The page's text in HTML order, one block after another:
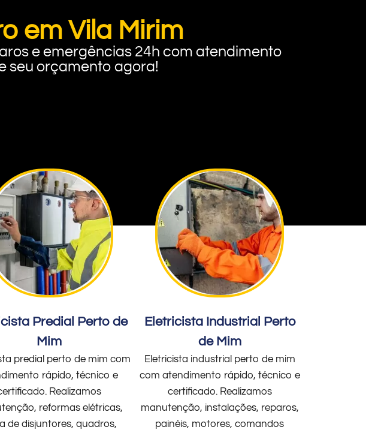
em Vila Mirim
e emergências 24h com atendimento
seu orçamento agora!
Predial Perto de
Mim
predial perto de mim com
rápido, técnico e
Realizamos
reformas elétricas,
de disjuntores, quadros,
Eletricista Industrial Perto
de Mim
Eletricista industrial perto de mim
com atendimento rápido, técnico e
certificado. Realizamos
manutenção, instalações, reparos,
painéis, motores, comandos